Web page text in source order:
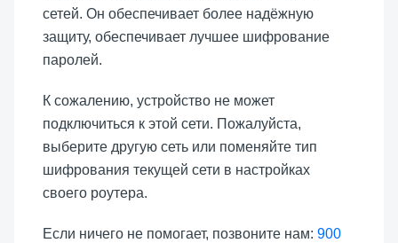
сетей. Он обеспечивает более надёжную
защиту, обеспечивает лучшее шифрование
паролей.
К сожалению, устройство не может
подключиться к этой сети. Пожалуйста,
выберите другую сеть или поменяйте тип
шифрования текущей сети в настройках
своего роутера.
Если ничего не помогает, позвоните нам: 900